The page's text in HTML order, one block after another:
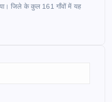
जिले के कुल 161 गाँवों में यह